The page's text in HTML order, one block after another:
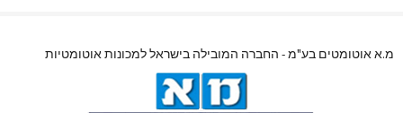
מ.א אוטומטים בע"מ - החברה המובילה בישראל למכונות אוטומטיות